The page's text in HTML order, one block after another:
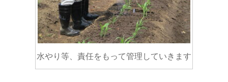
水やり等、責任をもって管理していきます